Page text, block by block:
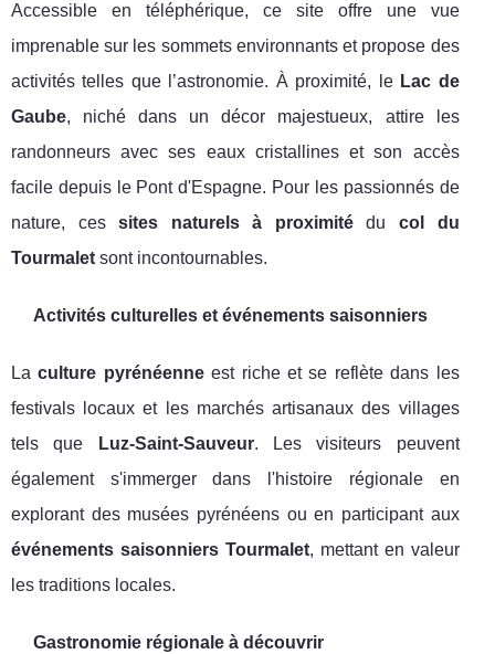
Accessible en téléphérique, ce site offre une vue
imprenable sur les sommets environnants et propose des
activités telles que l’astronomie. À proximité, le Lac de
Gaube, niché dans un décor majestueux, attire les
randonneurs avec ses eaux cristallines et son accès
facile depuis le Pont d'Espagne. Pour les passionnés de
nature, cessites naturels à proximitéducol du
Tourmalet sont incontournables.
Activités culturelles et événements saisonniers
Laculture pyrénéenneest riche et se reflète dans les
festivals locaux et les marchés artisanaux des villages
tels que
Luz-Saint-Sauveur. Les visiteurs peuvent
également s'immerger dans l'histoire régionale en
explorant des musées pyrénéens ou en participant aux
événements saisonniers Tourmalet, mettant en valeur
les traditions locales.
Gastronomie régionale à découvrir